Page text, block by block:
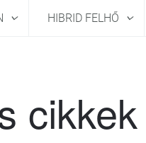
HIBRID FELHŐ
cikkek